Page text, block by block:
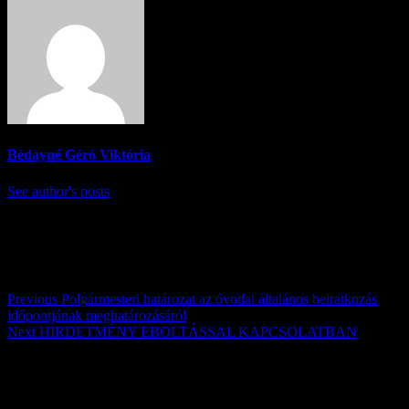
Bédayné Géró Viktória
See author's posts
Previous Polgármesteri határozat az óvodai általános beiratkozás
időpontjának meghatározásáról
NextHIRDETMÉNY EBOLTÁSSAL KAPCSOLATBAN